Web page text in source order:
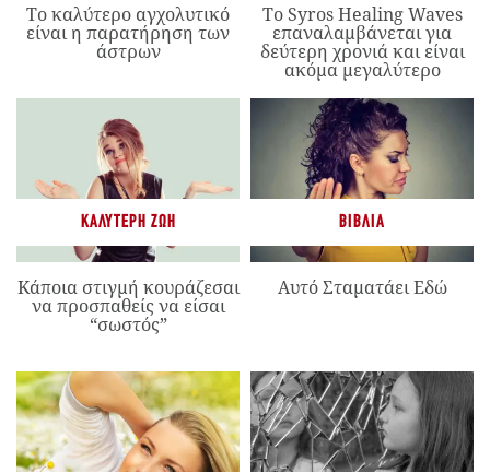
Το καλύτερο αγχολυτικό
είναι η παρατήρηση των
άστρων
Το Syros Healing Waves
επαναλαμβάνεται για
δεύτερη χρονιά και είναι
ακόμα μεγαλύτερο
ΚΑΛΎΤΕΡΗ ΖΩΉ
Κάποια στιγμή κουράζεσαι
να προσπαθείς να είσαι
“σωστός”
ΒΙΒΛΊΑ
Αυτό Σταματάει Εδώ